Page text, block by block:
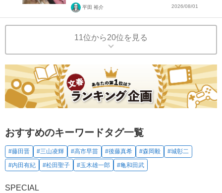
平田 裕介 2026/08/01
11位から20位を見る
おすすめのキーワードタグ一覧
#藤田晋 #三山凌輝 #高市早苗 #後藤真希 #森岡毅
#城彰二
#内田有紀
#松田聖子 #玉木雄一郎 #亀和田武
SPECIAL